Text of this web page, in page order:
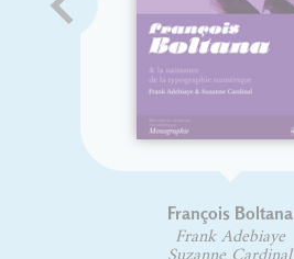
François Boltana
Frank Adebiaye
Suzanne Cardinal